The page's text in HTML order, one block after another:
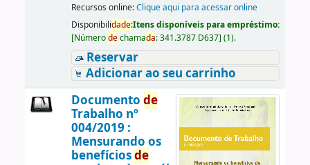
Recursos online:Clique aqui para acessar online
Disponibilidade:Itens disponíveis para empréstimo:
[Númerodechamada:341.3787 D637] (1).
Reservar
Adicionar ao seu carrinho
Documento de
Trabalho nº
004/2019 :
Mensurando os
benefíciosde